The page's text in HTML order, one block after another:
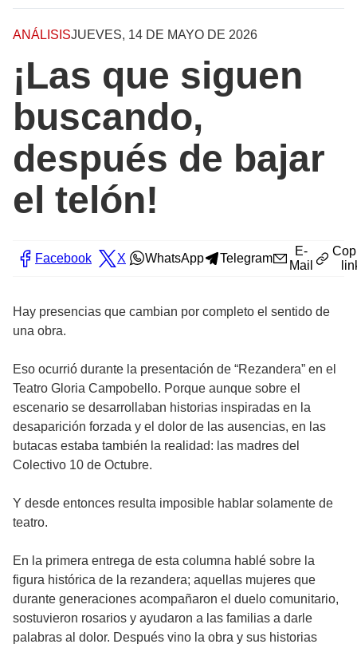
ANÁLISISJUEVES, 14 DE MAYO DE 2026
¡Las que siguen
buscando,
después de bajar
el telón!
Facebook X WhatsApp Telegram
E-
Mail
Hay presencias que cambian por completo el sentido de
una obra.
Eso ocurrió durante la presentación de “Rezandera” en el
Teatro Gloria Campobello. Porque aunque sobre el
escenario se desarrollaban historias inspiradas en la
desaparición forzada y el dolor de las ausencias, en las
butacas estaba también la realidad: las madres del
Colectivo 10 de Octubre.
Y desde entonces resulta imposible hablar solamente de
teatro.
En la primera entrega de esta columna hablé sobre la
figura histórica de la rezandera; aquellas mujeres que
durante generaciones acompañaron el duelo comunitario,
sostuvieron rosarios y ayudaron a las familias a darle
palabras al dolor. Después vino la obra y sus historias